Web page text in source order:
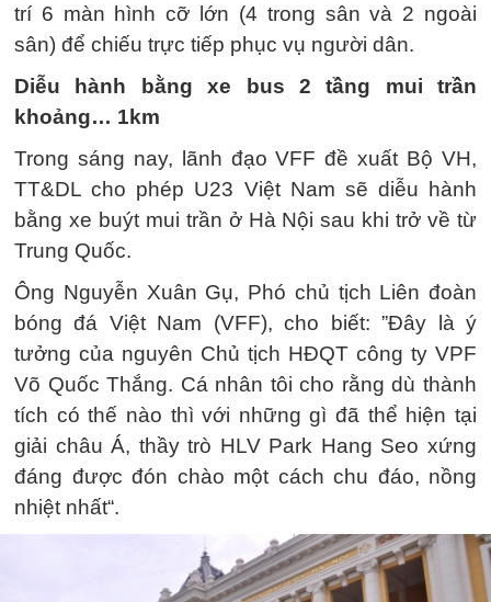
trí 6 màn hình cỡ lớn (4 trong sân và 2 ngoài
sân) để chiếu trực tiếp phục vụ người dân.
Diễu hành bằng xe bus 2 tầng mui trần
khoảng… 1km
Trong sáng nay, lãnh đạo VFF đề xuất Bộ VH,
TT&DL cho phép U23 Việt Nam sẽ diễu hành
bằng xe buýt mui trần ở Hà Nội sau khi trở về từ
Trung Quốc.
Ông Nguyễn Xuân Gụ, Phó chủ tịch Liên đoàn
bóng đá Việt Nam (VFF), cho biết: ”Đây là ý
tưởng của nguyên Chủ tịch HĐQT công ty VPF
Võ Quốc Thắng. Cá nhân tôi cho rằng dù thành
tích có thế nào thì với những gì đã thể hiện tại
giải châu Á, thầy trò HLV Park Hang Seo xứng
đáng được đón chào một cách chu đáo, nồng
nhiệt nhất“.